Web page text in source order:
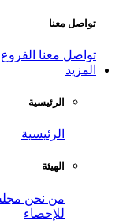
تواصل معنا
تواصل معنا الفروع
المزيد
الرئيسية
الرئيسية
الهيئة
من نحن
للإحصاء